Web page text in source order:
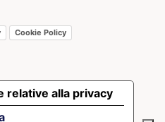
Cookie Policy
relative alla privacy